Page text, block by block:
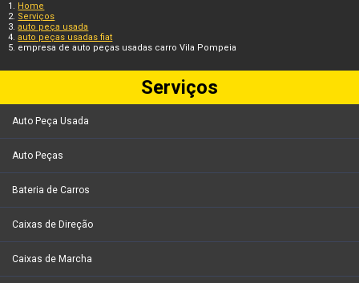
Home
Serviços
auto peça usada
auto peças usadas fiat
empresa de auto peças usadas carro Vila Pompeia
Serviços
Auto Peça Usada
Auto Peças
Bateria de Carros
Caixas de Direção
Caixas de Marcha